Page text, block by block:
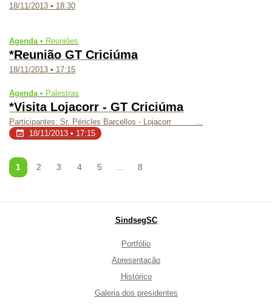
18/11/2013 • 18:30
Agenda • Reuniões
*Reunião GT Criciúma
18/11/2013 • 17:15
Agenda • Palestras
*Visita Lojacorr - GT Criciúma
Participantes: Sr. Péricles Barcellos - Lojacorr ...
18/11/2013 • 17:15
1 2 3 4 5 ... 8
SindsegSC
Portfólio
Apresentação
Histórico
Galeria dos presidentes